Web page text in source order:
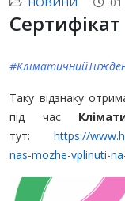
Таку відзнаку
під час
тут:
https://
nas-mozhe-vplinuti-